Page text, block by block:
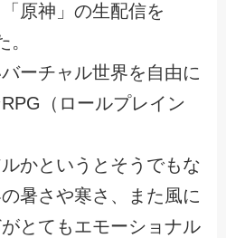
原神」の生配信を
ーチャル世界を自由に
（ロールプレイン
かというとそうでもな
暑さや寒さ、また風に
とてもエモーショナル